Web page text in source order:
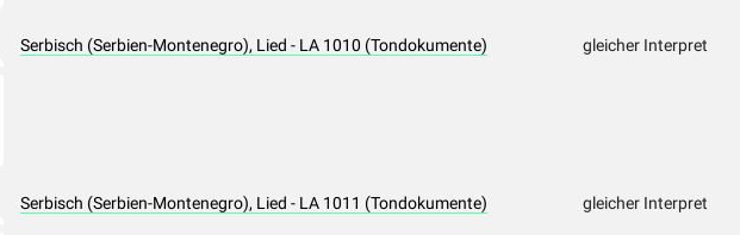
Serbisch (Serbien-Montenegro), Lied - LA 1010 (Tondokumente) gleicher Interpret
Serbisch (Serbien-Montenegro), Lied - LA 1011 (Tondokumente) gleicher Interpret